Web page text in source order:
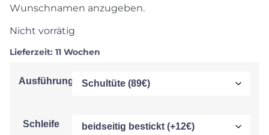
Wunschnamen anzugeben.
Nicht vorrätig
Lieferzeit: 11 Wochen
Ausführung
Schleife